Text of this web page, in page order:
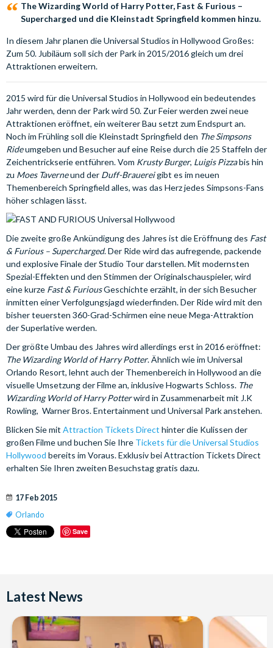
The Wizarding World of Harry Potter, Fast & Furious –
Supercharged und die Kleinstadt Springfield kommen hinzu.
In diesem Jahr planen die Universal Studios in Hollywood Großes:
Zum 50. Jubiläum soll sich der Park in 2015/2016 gleich um drei
Attraktionen erweitern.
2015 wird für die Universal Studios in Hollywood ein bedeutendes
Jahr werden, denn der Park wird 50. Zur Feier werden zwei neue
Attraktionen eröffnet, ein weiterer Bau setzt zum Endspurt an.
Noch im Frühling soll die Kleinstadt Springfield den The Simpsons
Rideumgeben und Besucher auf eine Reise durch die 25 Staffeln der
Zeichentrickserie entführen. Vom Krusty Burger, Luigis Pizzabis hin
zu Moes Taverneund der Duff-Brauereigibt es im neuen
Themenbereich Springfield alles, was das Herz jedes Simpsons-Fans
höher schlagen lässt.
Die zweite große Ankündigung des Jahres ist die Eröffnung des Fast
& Furious – Supercharged. Der Ride wird das aufregende, packende
und explosive Finale der Studio Tour darstellen. Mit modernsten
Spezial-Effekten und den Stimmen der Originalschauspieler, wird
eine kurze Fast & FuriousGeschichte erzählt, in der sich Besucher
inmitten einer Verfolgungsjagd wiederfinden. Der Ride wird mit den
bisher teuersten 360-Grad-Schirmen eine neue Mega-Attraktion
der Superlative werden.
Der größte Umbau des Jahres wird allerdings erst in 2016 eröffnet:
The Wizarding World of Harry Potter. Ähnlich wie im Universal
Orlando Resort, lehnt auch der Themenbereich in Hollywood an die
visuelle Umsetzung der Filme an, inklusive Hogwarts Schloss. The
Wizarding World of Harry Potterwird in Zusammenarbeit mit J.K
Rowling, Warner Bros. Entertainment und Universal Park anstehen.
Blicken Sie mit Attraction Tickets Direct hinter die Kulissen der
großen Filme und buchen Sie Ihre Tickets für die Universal Studios
Hollywood bereits im Voraus. Exklusiv bei Attraction Tickets Direct
erhalten Sie Ihren zweiten Besuchstag gratis dazu.
17 Feb 2015
Orlando
Save
Latest News